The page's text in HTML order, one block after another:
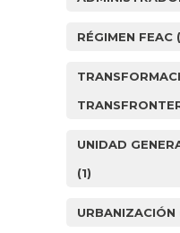
RÉGIMEN FEAC
UNIDAD
(1)
URBANIZACIÓN